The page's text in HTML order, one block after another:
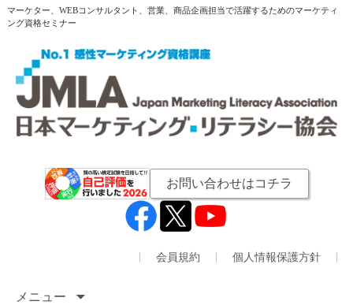
マーケター、WEBコンサルタント、営業、商品企画担当で活躍するためのマーケティ
ング資格セミナー
お問い合わせはコチラ
会員規約 個人情報保護方針
メニュー